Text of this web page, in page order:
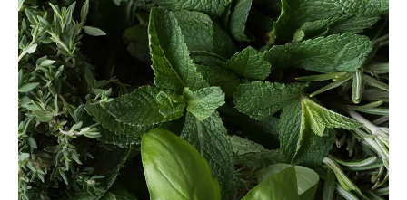
KONTAKTIEREN SIE UNS!